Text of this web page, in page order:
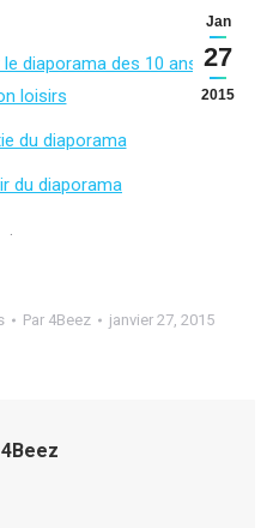
Jan
27
2015
diaporama des 10 ans de la
loisirs
du diaporama
du diaporama
.
Par 4Beez janvier 27, 2015
4Beez